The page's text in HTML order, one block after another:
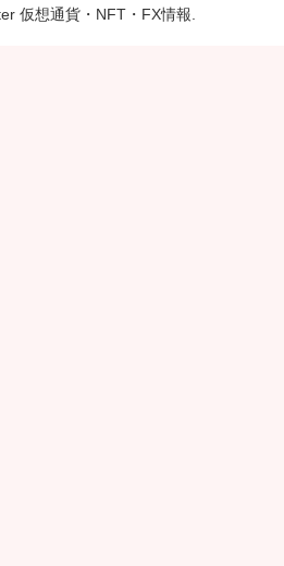
仮想通貨・NFT・FX情報.